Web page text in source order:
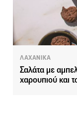
ΛΑΧΑΝΙΚΑ
Σαλάτα με
χαρουπιού και